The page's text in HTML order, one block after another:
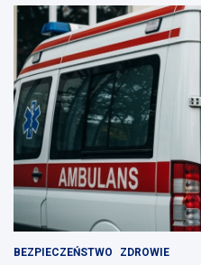
BEZPIECZEŃSTWO ZDROWIE